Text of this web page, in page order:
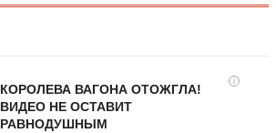
i
КОРОЛЕВА ВАГОНА ОТОЖГЛА!
ВИДЕО НЕ ОСТАВИТ
РАВНОДУШНЫМ